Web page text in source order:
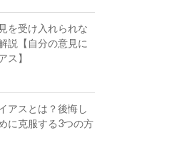
を受け入れられな
説【自分の意見に
ス】
アスとは？後悔し
に克服する3つの方